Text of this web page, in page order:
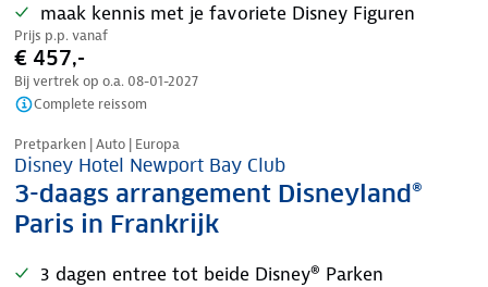
maak kennis met je favoriete Disney Figuren
Prijs p.p. vanaf
€ 457,-
Bij vertrek op o.a. 08-01-2027
Complete reissom
Pretparken | Auto | Europa
Disney Hotel Newport Bay Club
3-daags arrangement Disneyland®
Paris in Frankrijk
3 dagen entree tot beide Disney® Parken